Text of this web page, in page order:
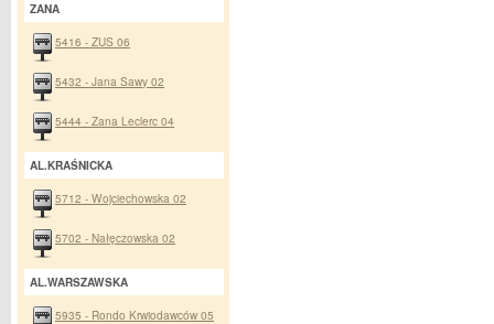
ZANA
5416 - ZUS 06
5432 - Jana Sawy 02
5444 - Zana Leclerc 04
AL.KRAŚNICKA
5712 - Wojciechowska 02
5702 - Nałęczowska 02
AL.WARSZAWSKA
5935 - Rondo Krwiodawców 05